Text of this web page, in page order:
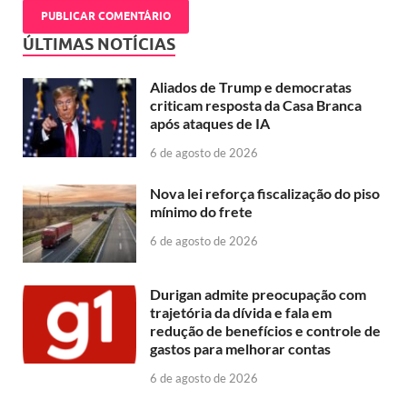
ÚLTIMAS NOTÍCIAS
Aliados de Trump e democratas
criticam resposta da Casa Branca
após ataques de IA
6 de agosto de 2026
Nova lei reforça fiscalização do piso
mínimo do frete
6 de agosto de 2026
Durigan admite preocupação com
trajetória da dívida e fala em
redução de benefícios e controle de
gastos para melhorar contas
6 de agosto de 2026